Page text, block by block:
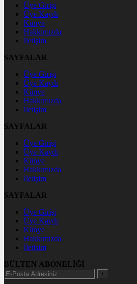
Üye Girişi
Üye Kaydı
Künye
Hakkımızda
İletişim
SAYFALAR
Üye Girişi
Üye Kaydı
Künye
Hakkımızda
İletişim
SAYFALAR
Üye Girişi
Üye Kaydı
Künye
Hakkımızda
İletişim
SAYFALAR
Üye Girişi
Üye Kaydı
Künye
Hakkımızda
İletişim
BÜLTEN ABONELİĞİ
+